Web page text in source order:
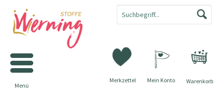
Warenkorb
Merkzettel Mein Konto
Menü